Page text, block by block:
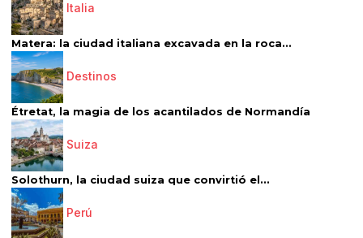
Italia
Matera: la ciudad italiana excavada en la roca...
Destinos
Étretat, la magia de los acantilados de Normandía
Suiza
Solothurn, la ciudad suiza que convirtió el...
Perú